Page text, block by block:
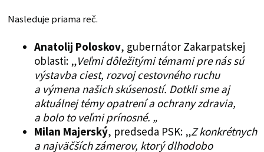
Nasleduje priama reč.
Anatolij Poloskov, gubernátor Zakarpatskej
oblasti: „Veľmi dôležitými témami pre nás sú
výstavba ciest, rozvoj cestovného ruchu
a výmena našich skúseností. Dotkli sme aj
aktuálnej témy opatrení a ochrany zdravia,
a bolo to veľmi prínosné. „
Milan Majerský, predseda PSK: „Z konkrétnych
a najväčších zámerov, ktorý dlhodobo